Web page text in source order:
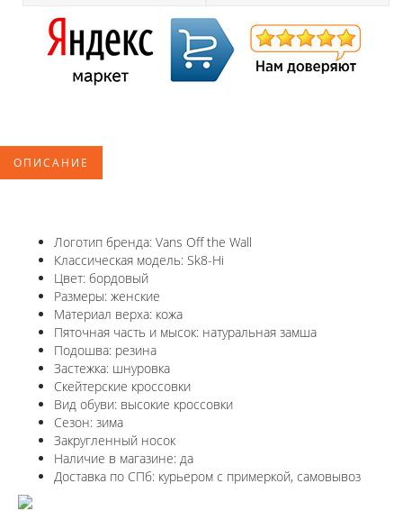
ОПИСАНИЕ
Логотип бренда: Vans Off the Wall
Классическая модель: Sk8-Hi
Цвет: бордовый
Размеры: женские
Материал верха: кожа
Пяточная часть и мысок: натуральная замша
Подошва: резина
Застежка: шнуровка
Скейтерские кроссовки
Вид обуви: высокие кроссовки
Сезон: зима
Закругленный носок
Наличие в магазине: да
Доставка по СПб: курьером с примеркой, самовывоз